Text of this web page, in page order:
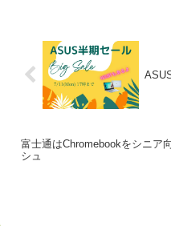
富士通はChromebookをシニア
シュ